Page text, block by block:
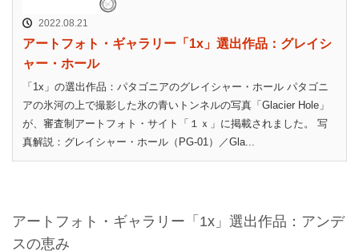
2022.08.21
アートフォト・ギャラリー「1x」選出作品：グレイシ
ャー・ホール
「1x」の選出作品：パタゴニアのグレイシャー・ホール パタゴニ
アの氷河の上で撮影した氷の青いトンネルの写真「Glacier Hole」
が、審査制アートフォト・サイト「１ｘ」に掲載されました。 写
真解説：グレイシャー・ホール（PG-01）／Gla...
アートフォト・ギャラリー「1x」選出作品：アンデ
スの恵み